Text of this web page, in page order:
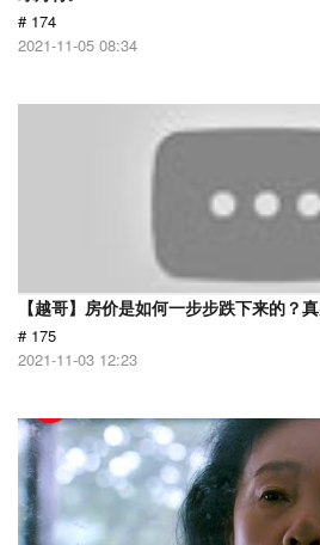
# 174
2021-11-05 08:34
【越哥】房价是如何一步步跌下来的？
# 175
2021-11-03 12:23